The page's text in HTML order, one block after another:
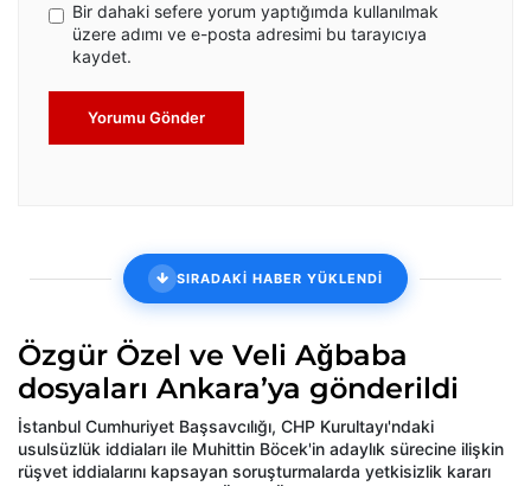
Bir dahaki sefere yorum yaptığımda kullanılmak
üzere adımı ve e-posta adresimi bu tarayıcıya
kaydet.
Yorumu Gönder
SIRADAKİ HABER YÜKLENDİ
Özgür Özel ve Veli Ağbaba
dosyaları Ankara’ya gönderildi
İstanbul Cumhuriyet Başsavcılığı, CHP Kurultayı'ndaki
usulsüzlük iddiaları ile Muhittin Böcek'in adaylık sürecine ilişkin
rüşvet iddialarını kapsayan soruşturmalarda yetkisizlik kararı